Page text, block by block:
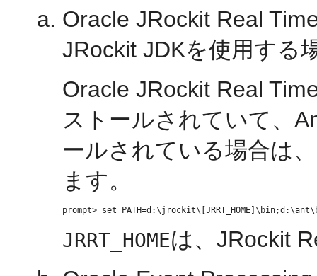
Oracle JRockit Real
JRockit JDKを使用する
Oracle JRockit Real
ストールされていて、
ールされている場合は
ます。
JRRT_HOMEは、JRockit